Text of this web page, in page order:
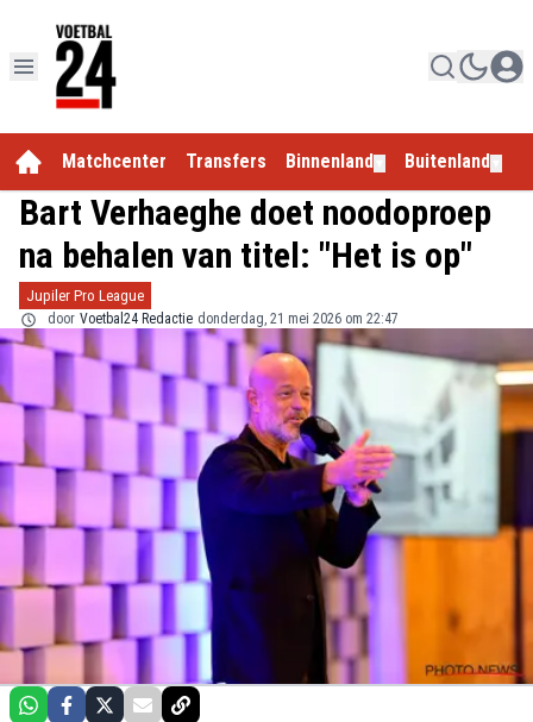
Matchcenter Transfers Binnenland Buitenland
Bart Verhaeghe doet noodoproep
na behalen van titel: "Het is op"
Jupiler Pro League
door Voetbal24 Redactie donderdag, 21 mei 2026 om 22:47